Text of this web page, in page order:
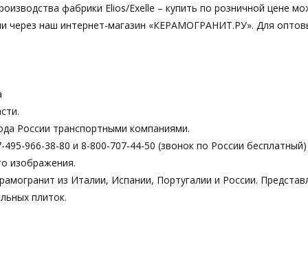
фабрики Elios/Exelle – купить по розничной цене
через наш интернет-магазин «КЕРАМОГРАНИТ.РУ». Для
России транспортными компаниями.
966-38-80 и 8-800-707-44-50 (звонок по России бесплатный)
изображения.
из Италии, Испании, Португалии и России.
плиток.